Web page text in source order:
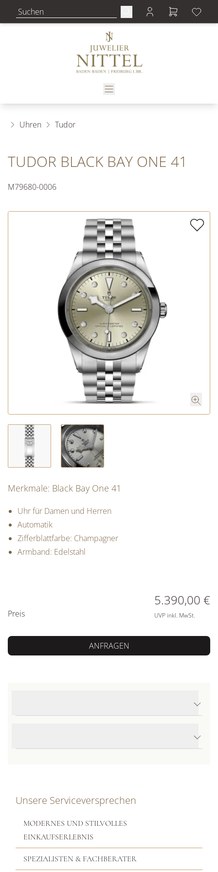
Uhren Tudor
TUDOR BLACK BAY ONE 41
M79680-0006
Merkmale: Black Bay One 41
Uhr für Damen und Herren
Automatik
Zifferblattfarbe: Champagner
Armband: Edelstahl
Preis
5.390,00 €
UVP inkl. MwSt.
ANFRAGEN
Unsere Serviceversprechen
MODERNES UND STILVOLLES
EINKAUFSERLEBNIS
SPEZIALISTEN & FACHBERATER